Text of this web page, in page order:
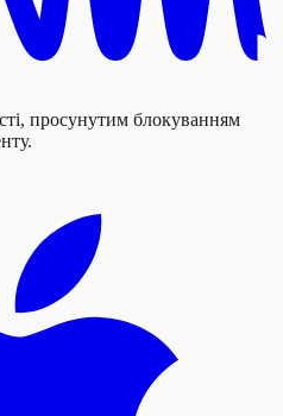
просунутим блокуванням